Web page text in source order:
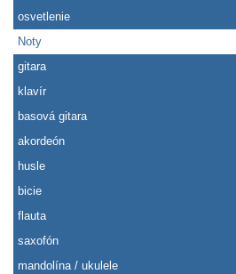
osvetlenie
Noty
gitara
klavír
basová gitara
akordeón
husle
bicie
flauta
saxofón
mandolína / ukulele